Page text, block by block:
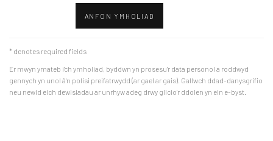
ANFON YMHOLIAD
* denotes required fields
Er mwyn ymateb i'ch ymholiad, byddwn yn prosesu'r data personol a roddwyd
gennych yn unol â'n polisi preifatrwydd (ar gael ar gais). Gallwch ddad-danysgrifio
neu newid eich dewisiadau ar unrhyw adeg drwy glicio'r ddolen yn ein e-byst.